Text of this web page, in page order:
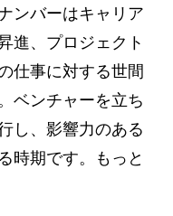
ンバーはキャリア
進、プロジェクト
仕事に対する世間
ベンチャーを立ち
し、影響力のある
時期です。もっと